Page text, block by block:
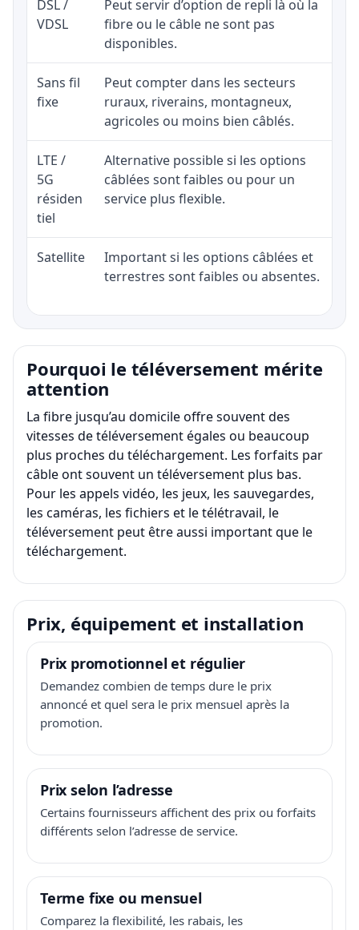
DSL /
VDSL
Peut servir d’option de repli là où la
fibre ou le câble ne sont pas
disponibles.
Sans fil
fixe
Peut compter dans les secteurs
ruraux, riverains, montagneux,
agricoles ou moins bien câblés.
LTE /
5G
résiden
tiel
Alternative possible si les options
câblées sont faibles ou pour un
service plus flexible.
Satellite
Important si les options câblées et
terrestres sont faibles ou absentes.
Pourquoi le téléversement mérite
attention
La fibre jusqu’au domicile offre souvent des
vitesses de téléversement égales ou beaucoup
plus proches du téléchargement. Les forfaits par
câble ont souvent un téléversement plus bas.
Pour les appels vidéo, les jeux, les sauvegardes,
les caméras, les fichiers et le télétravail, le
téléversement peut être aussi important que le
téléchargement.
Prix, équipement et installation
Prix promotionnel et régulier
Demandez combien de temps dure le prix
annoncé et quel sera le prix mensuel après la
promotion.
Prix selon l’adresse
Certains fournisseurs affichent des prix ou forfaits
différents selon l’adresse de service.
Terme fixe ou mensuel
Comparez la flexibilité, les rabais, les